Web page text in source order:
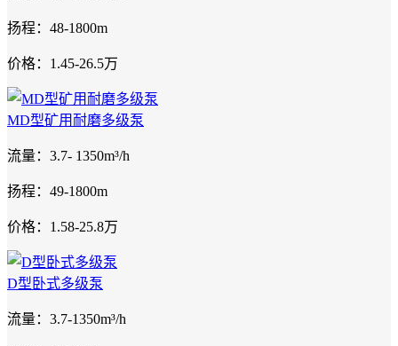
扬程：48-1800m
价格：1.45-26.5万
MD型矿用耐磨多级泵
流量：3.7- 1350m³/h
扬程：49-1800m
价格：1.58-25.8万
D型卧式多级泵
流量：3.7-1350m³/h